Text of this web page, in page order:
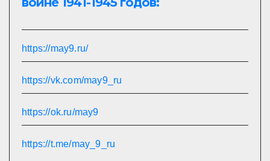
https://may9.ru/
https://vk.com/may9_ru
https://ok.ru/may9
https://t.me/may_9_ru